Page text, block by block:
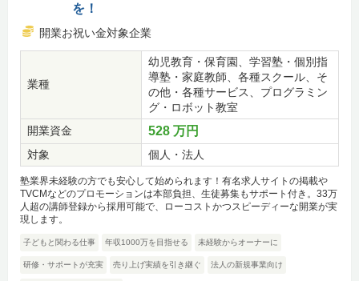
を！
開業お祝い金対象企業
業種
幼児教育・保育園、学習塾・個別指
導塾・家庭教師、各種スクール、そ
の他・各種サービス、プログラミン
グ・ロボット教室
開業資金
528 万円
対象 個人・法人
塾業界未経験の方でも安心して始められます！有名求人サイトの掲載や
TVCMなどのプロモーションは本部負担、生徒募集もサポート付き。33万
人超の講師登録から採用可能で、ローコストかつスピーディーな開業が実
現します。
子どもと関わる仕事 年収1000万を目指せる 未経験からオーナーに
研修・サポートが充実 売り上げ実績を引き継ぐ 法人の新規事業向け